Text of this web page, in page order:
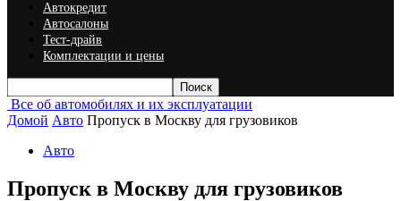
Автокредит
Автосалоны
Тест-драйв
Комплектации и цены
Все об автомобилях и их эксплуатации
Домой Авто Пропуск в Москву для грузовиков
Авто
Пропуск в Москву для грузовиков